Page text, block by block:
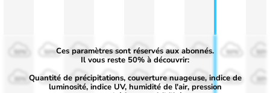
50%
30%
50%
30%
50%
30%
50%
30%
50%
30%
50%
30%
50%
30%
Ces paramètres sont réservés aux abonnés.
Il vous reste 50% à découvrir:
Quantité de précipitations, couverture nuageuse, indice de
luminosité, indice UV, humidité de l'air, pression